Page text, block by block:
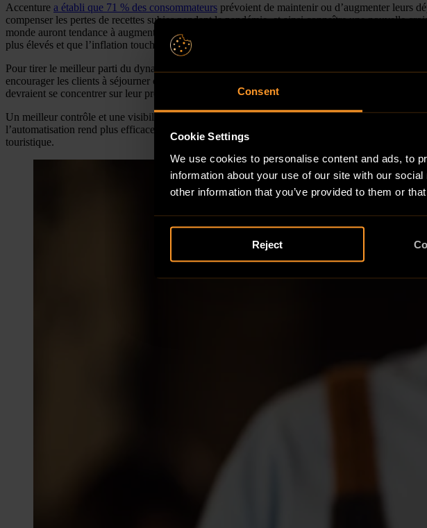
Consent
Cookie Settings
We use cookies to personalise content and ads, to
information about your use of our site with our
other information that you’ve provided to them or
Reject
Accenture a établi que 71 % des consommateurs prévoient de maintenir ou d’augmenter leurs
compenser les pertes de recettes subies pendant la pandémie, et ainsi connaître une nouvelle
monde auront tendance à augmenter de 3 % entre 2023 et 2024. Bien que les taux
plus élevés et que l’inflation touche les aliments, les boissons et l’énergie, l’expansion des
Pour tirer le meilleur parti du dynamisme stable du secteur touristique, les hôteliers doivent
encourager les clients à séjourner chez eux. Il leur faut inévitablement trouver de nouvelles
devraient se concentrer sur leur processus Procure-to-Pay (P2P) pour optimiser leur budget 2024.
Un meilleur contrôle et une visibilité accrue ont une incidence positive sur les coûts à plusieurs
l’automatisation rend plus efficace tout le processus P2P et accroît la rentabilité des
touristique.